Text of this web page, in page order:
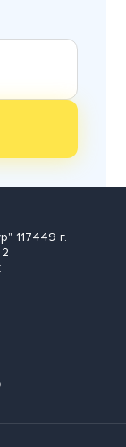
117449 г.